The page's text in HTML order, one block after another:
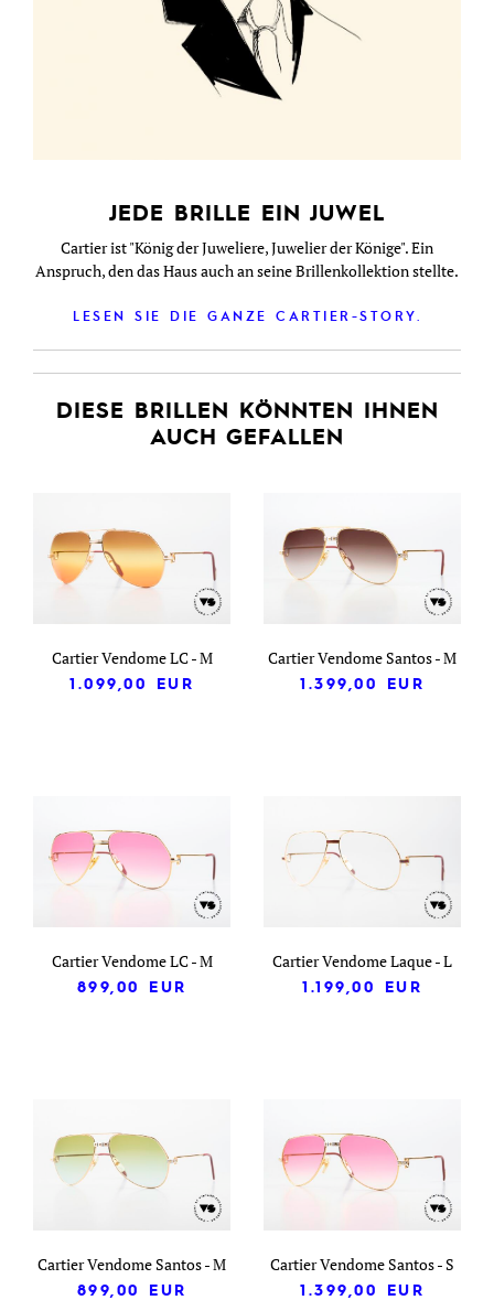
JEDE BRILLE EIN JUWEL
Cartier ist "König der Juweliere, Juwelier der Könige". Ein
Anspruch, den das Haus auch an seine Brillenkollektion stellte.
LESEN SIE DIE GANZE CARTIER-STORY.
DIESE BRILLEN KÖNNTEN IHNEN
AUCH GEFALLEN
Cartier Vendome LC - M
1.099,00
EUR
Cartier Vendome Santos - M
1.399,00
EUR
Cartier Vendome LC - M
899,00
EUR
Cartier Vendome Laque - L
1.199,00
EUR
Cartier Vendome Santos - M
899,00
EUR
Cartier Vendome Santos - S
1.399,00
EUR